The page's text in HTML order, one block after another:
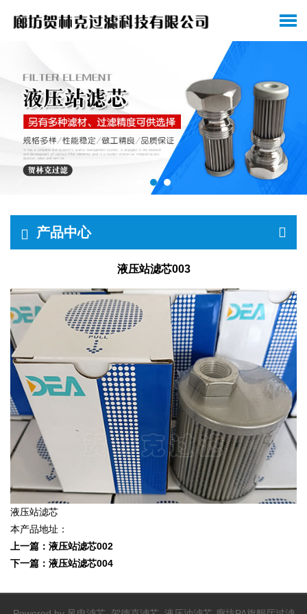
产品中心
液压站滤芯003
液压站滤芯
本产品地址：
上一篇： 液压站滤芯002
下一篇： 液压站滤芯004